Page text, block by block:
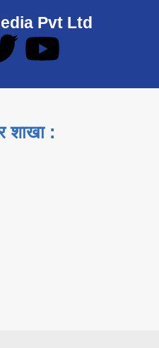
Pvt Ltd
शाखा :